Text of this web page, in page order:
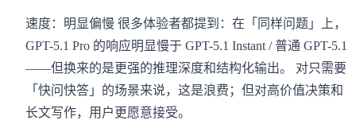
速度：明显偏慢 很多体验者都提到：在「同样问题」上，
GPT-5.1 Pro 的响应明显慢于 GPT-5.1 Instant / 普通 GPT-5.1
——但换来的是更强的推理深度和结构化输出。 对只需要
「快问快答」的场景来说，这是浪费；但对高价值决策和
长文写作，用户更愿意接受。